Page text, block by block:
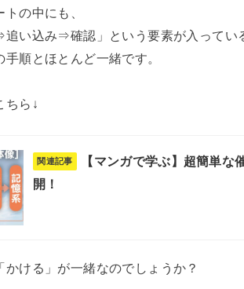
の中にも、
い込み⇒確認」という要素が入ってい
順とほとんど一緒です。
ちら↓
関連記事
【マンガで学ぶ】超簡単
開！
かける」が一緒なのでしょうか？